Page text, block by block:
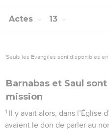
Actes 13
Seuls les Évangiles sont disponibles
Barnabas et Saul
mission
1 Il y avait alors, dans l’Église
avaient le don de parler au